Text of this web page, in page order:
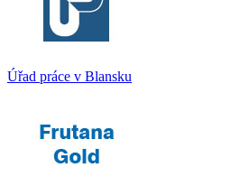
Úřad práce v Blansku